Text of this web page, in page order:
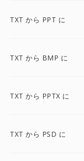
TXT から PPT に
TXT から BMP に
TXT から PPTX に
TXT から PSD に